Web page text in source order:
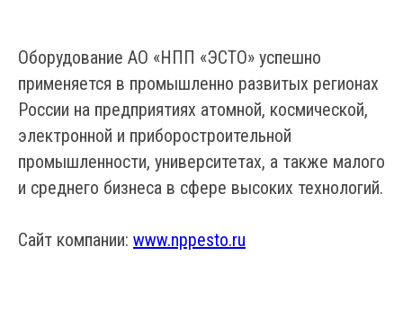
Оборудование АО «НПП «ЭСТО» успешно
применяется в промышленно развитых регионах
России на предприятиях атомной, космической,
электронной и приборостроительной
промышленности, университетах, а также малого
и среднего бизнеса в сфере высоких технологий.
Сайт компании: www.nppesto.ru